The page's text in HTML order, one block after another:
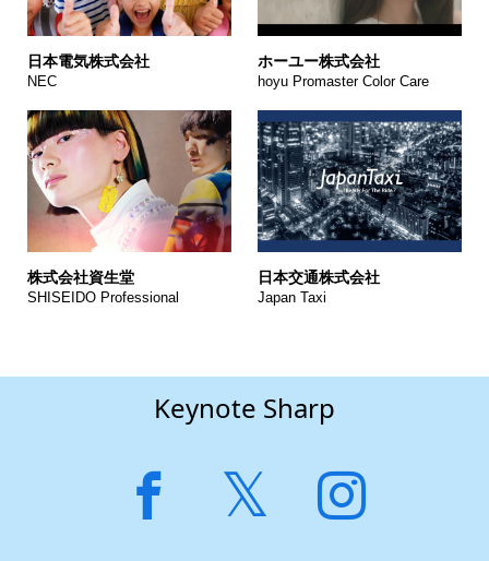
日本電気株式会社
NEC
ホーユー株式会社
hoyu Promaster Color Care
株式会社資生堂
SHISEIDO Professional
日本交通株式会社
Japan Taxi
Keynote Sharp